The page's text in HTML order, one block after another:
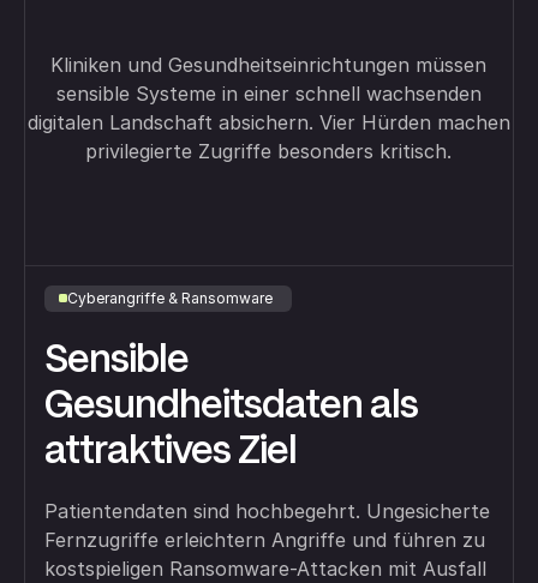
Kliniken und Gesundheitseinrichtungen müssen
sensible Systeme in einer schnell wachsenden
digitalen Landschaft absichern. Vier Hürden machen
privilegierte Zugriffe besonders kritisch.
Cyberangriffe & Ransomware
Sensible
Gesundheitsdaten als
attraktives Ziel
Patientendaten sind hochbegehrt. Ungesicherte
Fernzugriffe erleichtern Angriffe und führen zu
kostspieligen Ransomware-Attacken mit Ausfall